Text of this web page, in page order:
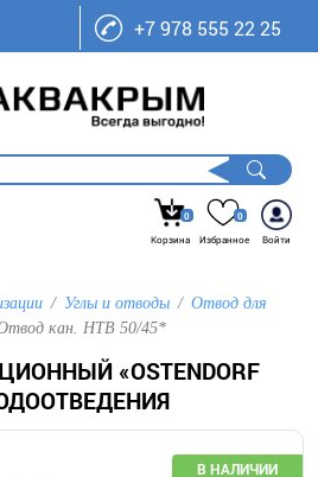
+7 978 555 22 25
0
Корзина
0
Избранное
Войти
Углы и отводы
Отвод для
кан. HTB 50/45*
«OSTENDORF